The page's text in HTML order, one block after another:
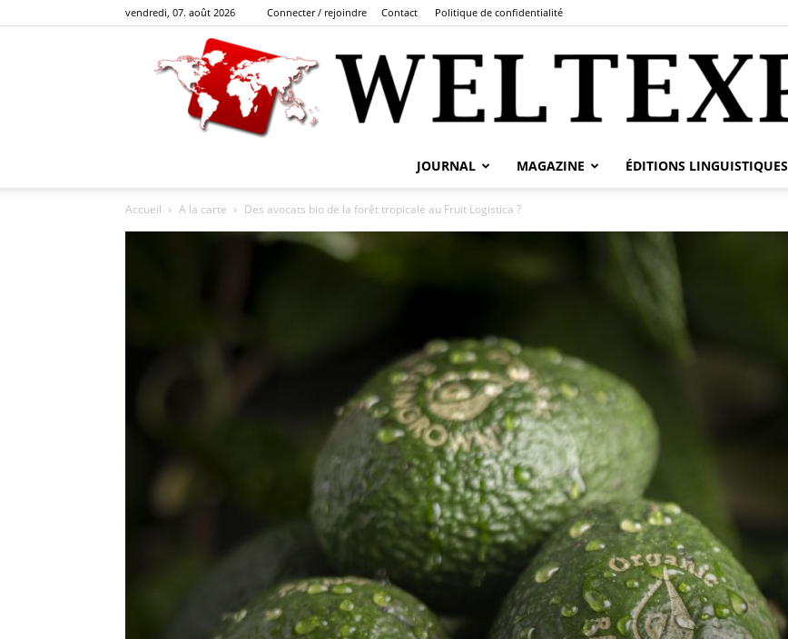
vendredi, 07. août 2026 Connecter / rejoindre Contact Politique de confidentialité
JOURNAL MAGAZINE ÉDITIONS LINGUISTIQUES
Accueil A la carte Des avocats bio de la forêt tropicale au Fruit Logistica ?